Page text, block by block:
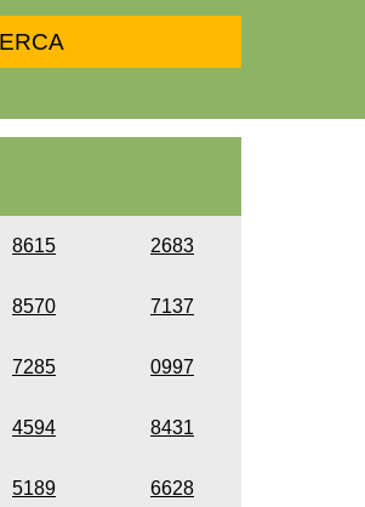
8615 2683
8570 7137
7285 0997
4594 8431
5189 6628